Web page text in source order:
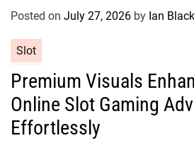
r
s
Posted on July 27, 2026 by Ian Black
a
e
g
o
Slot
Premium Visuals
Online Slot Gaming
Effortlessly